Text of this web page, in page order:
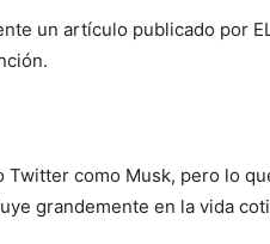
un artículo publicado por
Twitter como Musk, pero lo
grandemente en la vida